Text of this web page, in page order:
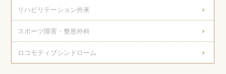
リハビリテーション外来
スポーツ障害・整形外科
ロコモティブシンドローム